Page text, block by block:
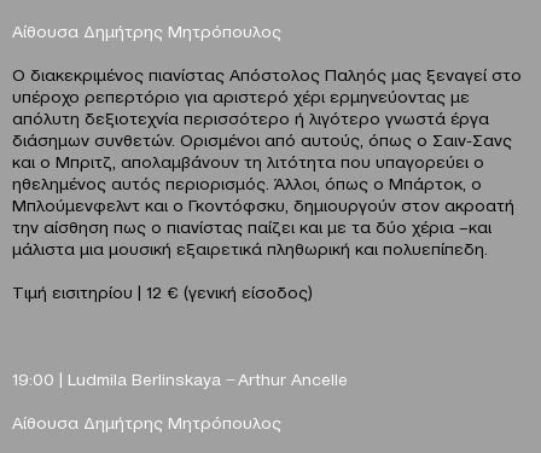
Αίθουσα Δημήτρης Μητρόπουλος
Ο διακεκριμένος πιανίστας Απόστολος Παληός μας ξεναγεί στο
υπέροχο ρεπερτόριο για αριστερό χέρι ερμηνεύοντας με
απόλυτη δεξιοτεχνία περισσότερο ή λιγότερο γνωστά έργα
διάσημων συνθετών. Ορισμένοι από αυτούς, όπως ο Σαιν-Σανς
και ο Μπριτζ, απολαμβάνουν τη λιτότητα που υπαγορεύει ο
ηθελημένος αυτός περιορισμός. Άλλοι, όπως ο Μπάρτοκ, ο
Μπλούμενφελντ και ο Γκοντόφσκυ, δημιουργούν στον ακροατή
την αίσθηση πως ο πιανίστας παίζει και με τα δύο χέρια –και
μάλιστα μια μουσική εξαιρετικά πληθωρική και πολυεπίπεδη.
Τιμή εισιτηρίου | 12 € (γενική είσοδος)
19:00 | Ludmila Berlinskaya ̶Arthur Ancelle
Αίθουσα Δημήτρης Μητρόπουλος